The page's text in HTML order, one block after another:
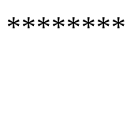
********